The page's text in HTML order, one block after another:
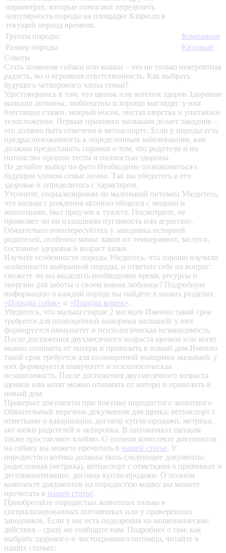
параметрах, которые помогают определить
популярность породы на площадке Kinpet.ru в
текущий период времени.
Группа породы:
Компаньон
Размер породы:
Крупные
Советы
Стать хозяином собаки или кошки – это не только невероятная
радость, но и огромная ответственность. Как выбрать
будущего четвероного члена семьи?
Удостоверьтесь в том, что щенок или котенок здоров Здоровые
малыши активны, любопытны и хорошо выглядят: у них
блестящие глазки, мокрый носик, чистая шерстка и упитанное
телосложение. Первые прививки малышам делает заводчик –
это должно быть отмечено в ветпаспорте. Если у породы есть
предрасположенность к определенным заболеваниям, вам
должны предоставить справки о том, что родители и их
потомство прошли тесты и полностью здоровы.
Не делайте выбор по фото Необходимо познакомиться с
будущим членом семьи лично. Так вы убедитесь в его
здоровье и определитесь с характером.
Уточните, социализирован ли маленький питомец Убедитесь,
что малыш с рождения активно общался с людьми и
животными, был приучен к туалету. Посмотрите, не
проявляет ли он излишнюю пугливость или агрессию.
Обязательно поинтересуйтесь у заводчика историей
родителей, особенно мамы: каков их темперамент, заслуги,
состояние здоровья и возраст вязки.
Изучите особенности породы Убедитесь, что хорошо изучили
особенности выбранной породы, и ответьте себе на вопрос:
сможете ли вы выделить необходимое время, ресурсы и
энергию для заботы о своем новом любимце? Подробную
информацию о каждой породе вы найдете в наших разделах
«Породы собак» и «Породы кошек».
Убедитесь, что малыш старше 2 месяцев Именно такой срок
требуется для полноценной выкормки малышей: у них
формируется иммунитет и психологическая независимость.
После достижения двухмесячного возраста щенков или котят
можно отнимать от матери и привозить в новый дом.Именно
такой срок требуется для полноценной выкормки малышей: у
них формируется иммунитет и психологическая
независимость. После достижения двухмесячного возраста
щенков или котят можно отнимать от матери и привозить в
новый дом.
Проверьте документы при покупке породистого животного
Обязательный перечень документов для щенка: ветпаспорт с
отметками о вакцинации, договор купли-продажи, метрика,
акт вязки родителей и актировка. В питомниках щенкам
также проставляют клеймо. О полном комплекте документов
на собаку вы можете прочитать в нашей статье. У
породистого котика должны быть следующие документы:
родословная (метрика), ветпаспорт с отметками о прививках и
дегельминтизации, договор купли-продажи. О полном
комплекте документов на породистую кошку вы можете
прочитать в нашей статье.
Приобретайте породистых животных только в
специализированных питомниках или у проверенных
заводчиков. Если у вас есть подозрения на мошеннические
действия – сразу же сообщите нам. Подробнее о том, как
выбрать здорового и чистокровного питомца, читайте в
наших статьях: